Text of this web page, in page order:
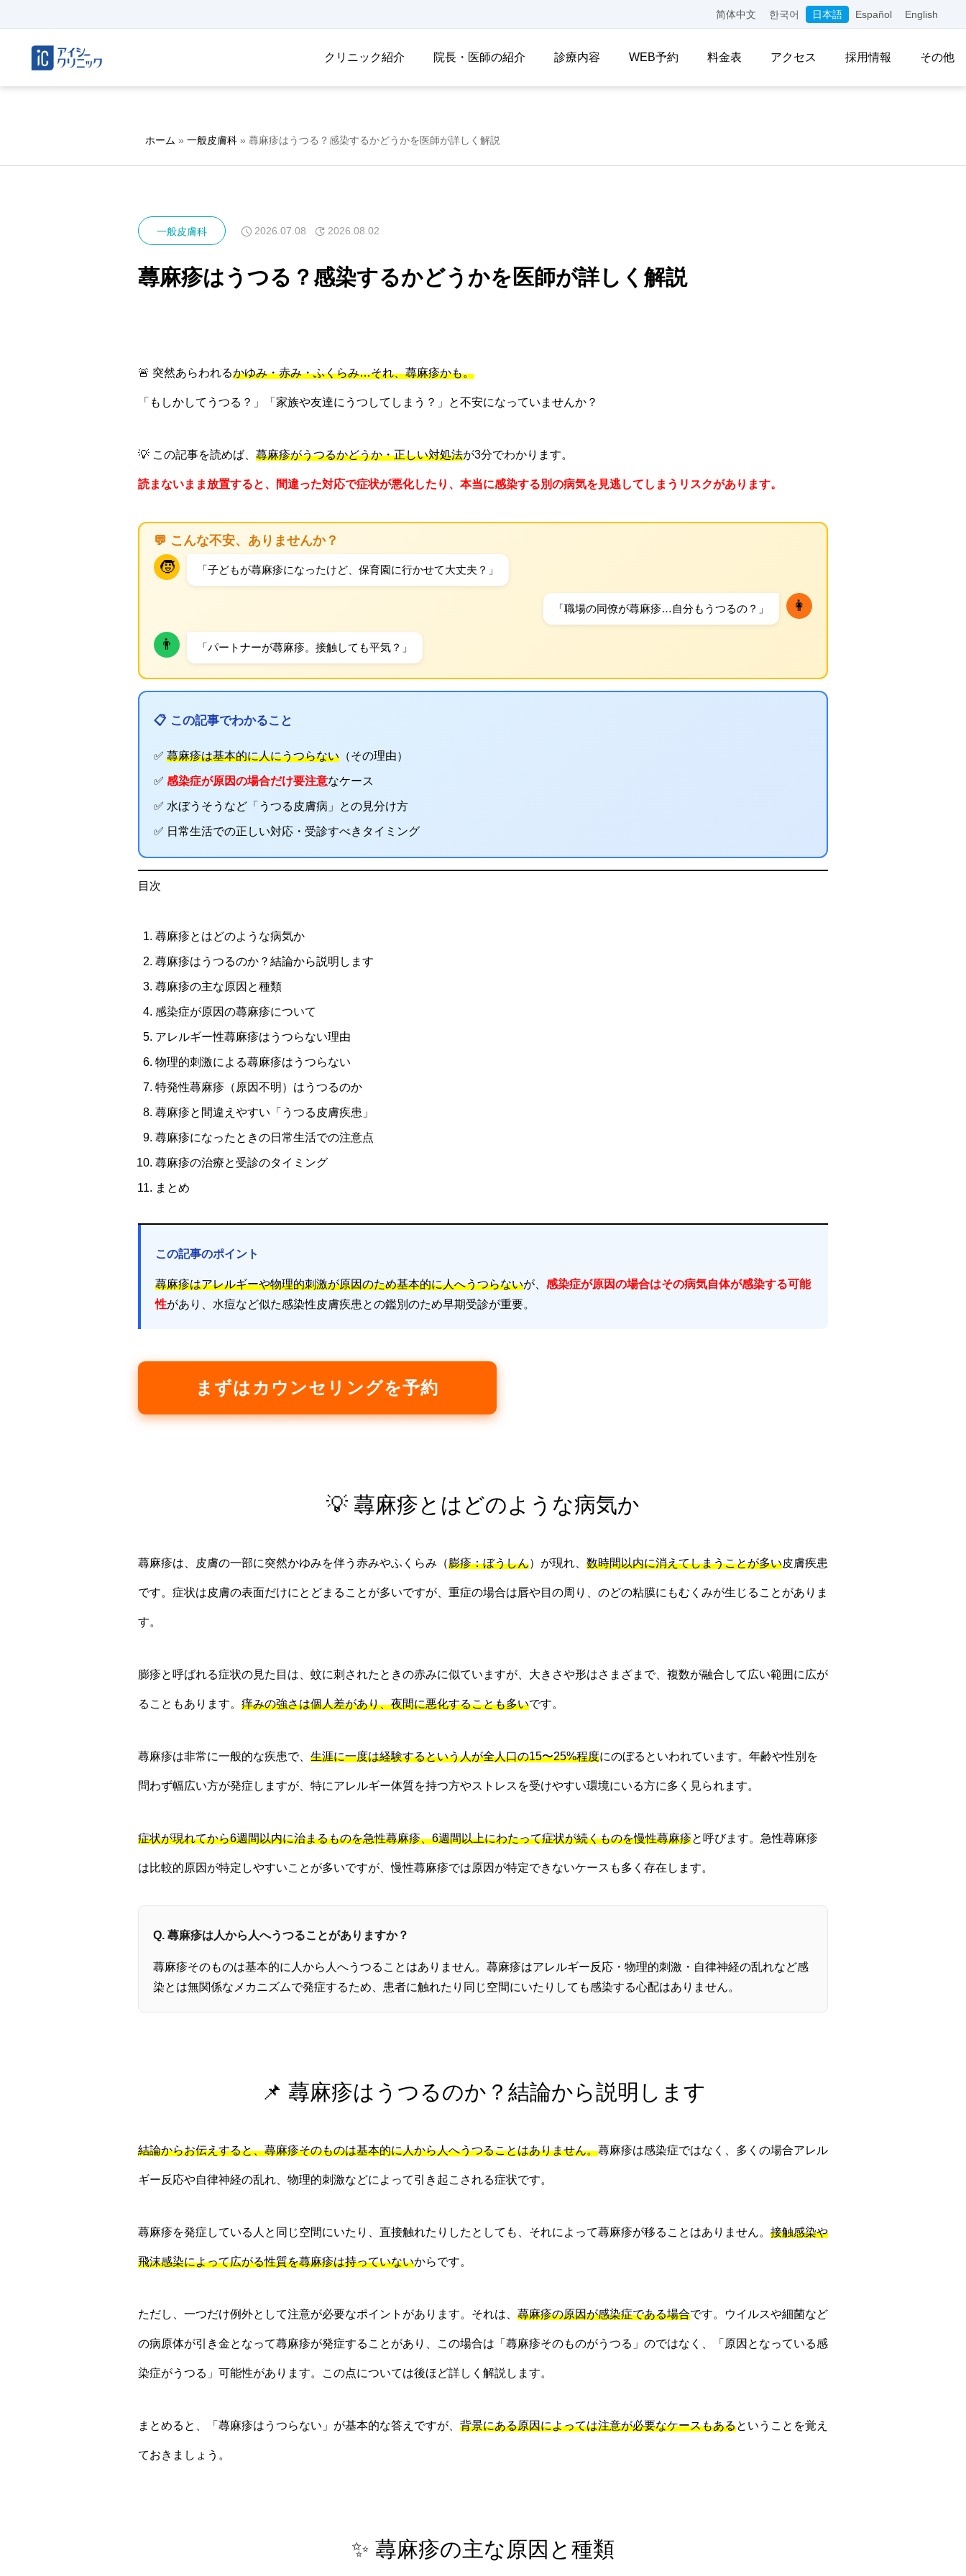
简体中文 한국어 日本語 Español English
クリニック紹介 院長・医師の紹介 診療内容 WEB予約 料金表 アクセス 採用情報 その他
ホーム » 一般皮膚科 » 蕁麻疹はうつる？感染するかどうかを医師が詳しく解説
一般皮膚科 2026.07.08 2026.08.02
蕁麻疹はうつる？感染するかどうかを医師が詳しく解説
🚨 突然あらわれるかゆみ・赤み・ふくらみ…それ、蕁麻疹かも。
「もしかしてうつる？」「家族や友達にうつしてしまう？」と不安になっていませんか？
💡 この記事を読めば、 蕁麻疹がうつるかどうか・正しい対処法が3分でわかります。
読まないまま放置すると、間違った対応で症状が悪化したり、本当に感染する別の病気を見逃してしまうリスクがあります。
💬 こんな不安、ありませんか？
🧒 「子どもが蕁麻疹になったけど、保育園に行かせて大丈夫？」
👩
「職場の同僚が蕁麻疹…自分もうつるの？」
👨 「パートナーが蕁麻疹。接触しても平気？」
📋 この記事でわかること
✅ 蕁麻疹は基本的に人にうつらない （その理由）
✅ 感染症が原因の場合だけ要注意なケース
✅ 水ぼうそうなど「うつる皮膚病」との見分け方
✅ 日常生活での正しい対応・受診すべきタイミング
目次
蕁麻疹とはどのような病気か
蕁麻疹はうつるのか？結論から説明します
蕁麻疹の主な原因と種類
感染症が原因の蕁麻疹について
アレルギー性蕁麻疹はうつらない理由
物理的刺激による蕁麻疹はうつらない
特発性蕁麻疹（原因不明）はうつるのか
蕁麻疹と間違えやすい「うつる皮膚疾患」
蕁麻疹になったときの日常生活での注意点
蕁麻疹の治療と受診のタイミング
まとめ
この記事のポイント
蕁麻疹はアレルギーや物理的刺激が原因のため基本的に人へうつらないが、 感染症が原因の場合はその病気自体が感染する可能
性があり、水痘など似た感染性皮膚疾患との鑑別のため早期受診が重要。
まずはカウンセリングを予約
💡 蕁麻疹とはどのような病気か
蕁麻疹は、皮膚の一部に突然かゆみを伴う赤みやふくらみ（膨疹：ぼうしん）が現れ、 数時間以内に消えてしまうことが多い皮膚疾患
です。症状は皮膚の表面だけにとどまることが多いですが、重症の場合は唇や目の周り、のどの粘膜にもむくみが生じることがありま
す。
膨疹と呼ばれる症状の見た目は、蚊に刺されたときの赤みに似ていますが、大きさや形はさまざまで、複数が融合して広い範囲に広が
ることもあります。 痒みの強さは個人差があり、夜間に悪化することも多いです。
蕁麻疹は非常に一般的な疾患で、 生涯に一度は経験するという人が全人口の15〜25%程度にのぼるといわれています。年齢や性別を
問わず幅広い方が発症しますが、特にアレルギー体質を持つ方やストレスを受けやすい環境にいる方に多く見られます。
症状が現れてから6週間以内に治まるものを急性蕁麻疹、6週間以上にわたって症状が続くものを慢性蕁麻疹と呼びます。急性蕁麻疹
は比較的原因が特定しやすいことが多いですが、慢性蕁麻疹では原因が特定できないケースも多く存在します。
Q. 蕁麻疹は人から人へうつることがありますか？
蕁麻疹そのものは基本的に人から人へうつることはありません。蕁麻疹はアレルギー反応・物理的刺激・自律神経の乱れなど感
染とは無関係なメカニズムで発症するため、患者に触れたり同じ空間にいたりしても感染する心配はありません。
📌 蕁麻疹はうつるのか？結論から説明します
結論からお伝えすると、蕁麻疹そのものは基本的に人から人へうつることはありません。蕁麻疹は感染症ではなく、多くの場合アレル
ギー反応や自律神経の乱れ、物理的刺激などによって引き起こされる症状です。
蕁麻疹を発症している人と同じ空間にいたり、直接触れたりしたとしても、それによって蕁麻疹が移ることはありません。 接触感染や
飛沫感染によって広がる性質を蕁麻疹は持っていないからです。
ただし、一つだけ例外として注意が必要なポイントがあります。それは、 蕁麻疹の原因が感染症である場合です。ウイルスや細菌など
の病原体が引き金となって蕁麻疹が発症することがあり、この場合は「蕁麻疹そのものがうつる」のではなく、「原因となっている感
染症がうつる」可能性があります。この点については後ほど詳しく解説します。
まとめると、「蕁麻疹はうつらない」が基本的な答えですが、 背景にある原因によっては注意が必要なケースもあるということを覚え
ておきましょう。
✨ 蕁麻疹の主な原因と種類